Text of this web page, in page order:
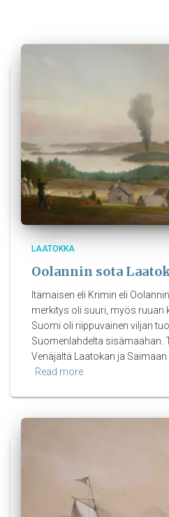
LAATOKKA
Oolannin sota
Itämaisen eli Krimin eli
merkitys oli suuri, myös ruuan
Suomi oli riippuvainen viljan
Suomenlahdelta sisämaahan.
Venäjältä Laatokan ja
Read more